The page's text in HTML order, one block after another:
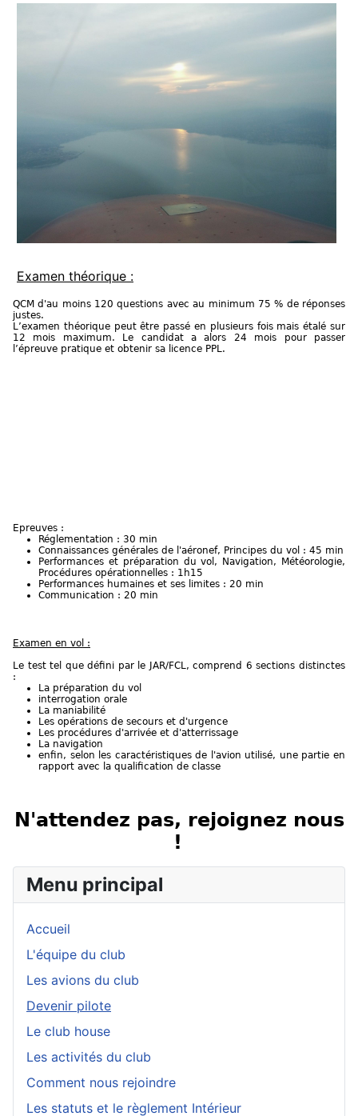
Examen théorique :
QCM d'au moins 120 questions avec au minimum 75 % de réponses
justes.
L’examen théorique peut être passé en plusieurs fois mais étalé sur
12 mois maximum. Le candidat a alors 24 mois pour passer
l’épreuve pratique et obtenir sa licence PPL.
Epreuves :
Réglementation : 30 min
Connaissances générales de l'aéronef, Principes du vol : 45 min
Performances et préparation du vol, Navigation, Météorologie,
Procédures opérationnelles : 1h15
Performances humaines et ses limites : 20 min
Communication : 20 min
Examen en vol :
Le test tel que défini par le JAR/FCL, comprend 6 sections distinctes
:
La préparation du vol
interrogation orale
La maniabilité
Les opérations de secours et d'urgence
Les procédures d'arrivée et d'atterrissage
La navigation
enfin, selon les caractéristiques de l'avion utilisé, une partie en
rapport avec la qualification de classe
N'attendez pas, rejoignez nous
!
Menu principal
Accueil
L'équipe du club
Les avions du club
Devenir pilote
Le club house
Les activités du club
Comment nous rejoindre
Les statuts et le règlement Intérieur